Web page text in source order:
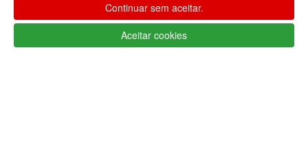
Continuar sem aceitar.
Aceitar cookies